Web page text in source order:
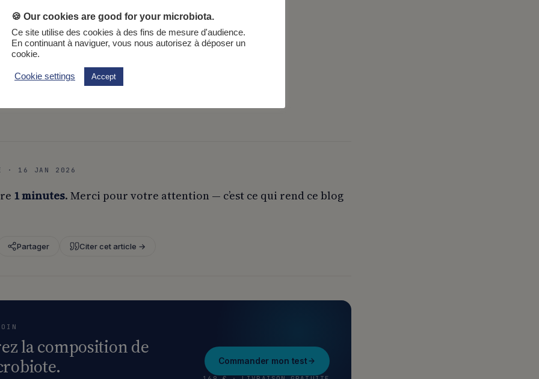
in butter or olive oil.
crème fraîche, salt, and pepper.
· 16 JAN 2026
1 minutes. Merci pour votre attention — c’est ce qui rend ce blog
Partager Citer cet article →
la composition de
Commander mon test
🍪 Our cookies are good for your microbiota.
Ce site utilise des cookies à des fins de mesure d'audience.
En continuant à naviguer, vous nous autorisez à déposer un
cookie.
Cookie settings Accept